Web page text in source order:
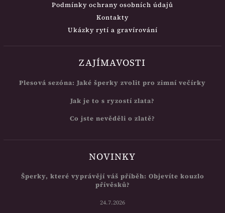
Podmínky ochrany osobních údajů
Kontakty
Ukázky rytí a gravírování
ZAJÍMAVOSTI
Plesová sezóna: Jaké šperky zvolit pro zimní večírky
Jak je to s ryzostí zlata?
Co jste nevěděli o zlatě?
NOVINKY
Šperky, které vyprávějí váš příběh: Objevíte kouzlo
přívěsků?
24.7.2026